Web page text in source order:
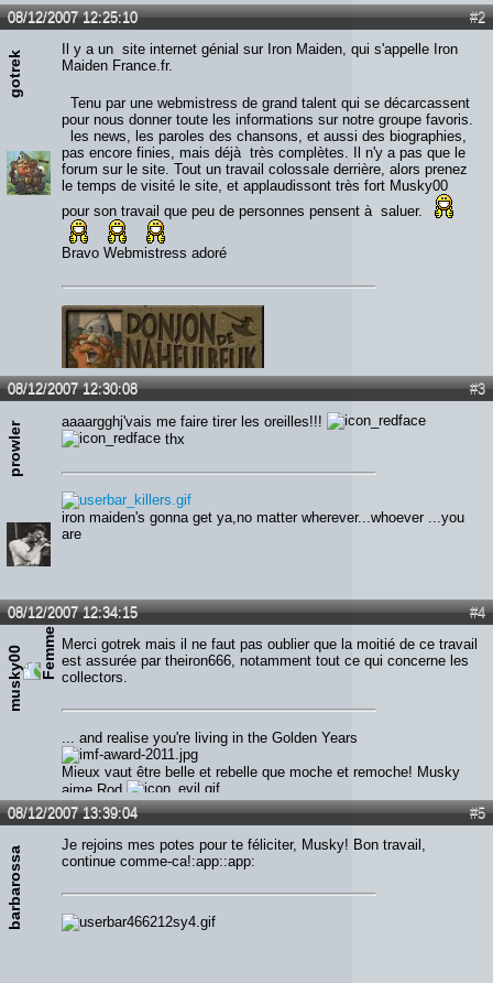
#2
08/12/2007 12:25:10
gotrek
Il y a un site internet génial sur Iron Maiden, qui s'appelle Iron
Maiden France.fr.
Tenu par une webmistress de grand talent qui se décarcassent
pour nous donner toute les informations sur notre groupe favoris.
les news, les paroles des chansons, et aussi des biographies,
pas encore finies, mais déjà très complètes. Il n'y a pas que le
forum sur le site. Tout un travail colossale derrière, alors prenez
le temps de visité le site, et applaudissont très fort Musky00
pour son travail que peu de personnes pensent à saluer.
Bravo Webmistress adoré
#3
08/12/2007 12:30:08
prowler
aaaargghj'vais me faire tirer les oreilles!!!
thx
iron maiden's gonna get ya,no matter wherever...whoever ...you
are
#4
08/12/2007 12:34:15
musky00
Merci gotrek mais il ne faut pas oublier que la moitié de ce travail
est assurée par theiron666, notamment tout ce qui concerne les
collectors.
... and realise you're living in the Golden Years
Mieux vaut être belle et rebelle que moche et remoche! Musky
aime Rod
#5
08/12/2007 13:39:04
barbarossa
Je rejoins mes potes pour te féliciter, Musky! Bon travail,
continue comme-ca!:app::app: